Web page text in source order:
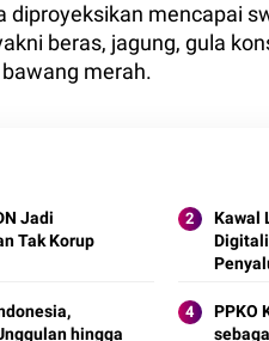
diproyeksikan mencapai
beras, jagung, gula
merah.
Jadi
Tak Korup
Kawal
hingga
PPKO